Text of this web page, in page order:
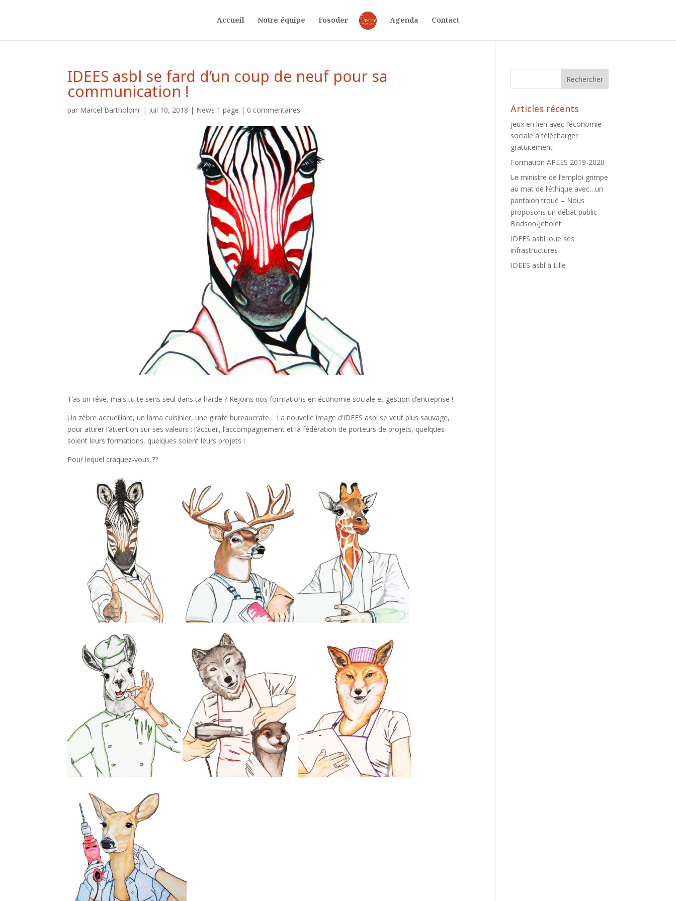
Accueil Notre équipe Fosoder Agenda Contact
IDEES asbl se fard d’un coup de neuf pour sa
communication !
par Marcel Bartholomi | Juil 10, 2018 | News 1 page | 0 commentaires
T’as un rêve, mais tu te sens seul dans ta harde ? Rejoins nos formations en économie sociale et gestion d’entreprise !
Un zèbre accueillant, un lama cuisinier, une girafe bureaucrate… La nouvelle image d’IDEES asbl se veut plus sauvage,
pour attirer l’attention sur ses valeurs : l’accueil, l’accompagnement et la fédération de porteurs de projets, quelques
soient leurs formations, quelques soient leurs projets !
Pour lequel craquez-vous ??
Articles récents
jeux en lien avec l’économie
sociale à télécharger
gratuitement
Formation APEES 2019-2020
Le ministre de l’emploi grimpe
au mat de l’éthique avec…un
pantalon troué – Nous
proposons un débat public
Bodson-Jeholet
IDEES asbl loue ses
infrastructures
IDEES asbl à Lille